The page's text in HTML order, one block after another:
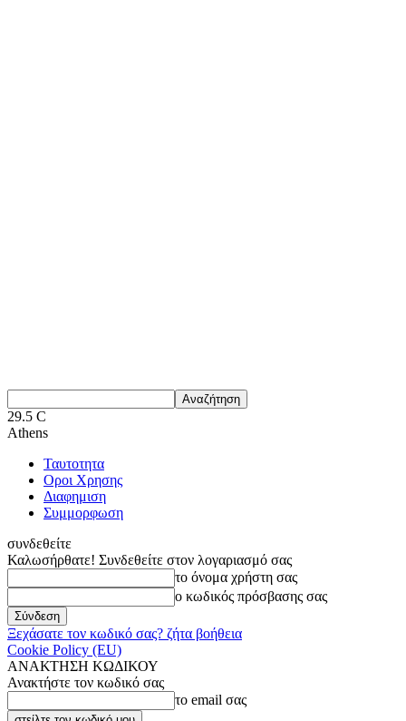
29.5 C
Athens
Ταυτοτητα
Οροι Χρησης
Διαφημιση
Συμμορφωση
συνδεθείτε
Καλωσήρθατε! Συνδεθείτε στον λογαριασμό σας
το όνομα χρήστη σας
ο κωδικός πρόσβασης σας
Ξεχάσατε τον κωδικό σας? ζήτα βοήθεια
Cookie Policy (EU)
ΑΝΑΚΤΗΣΗ ΚΩΔΙΚΟΥ
Ανακτήστε τον κωδικό σας
το email σας